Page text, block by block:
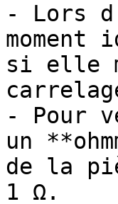
- Lors
si elle
- Pour
un
de la
1 Ω.